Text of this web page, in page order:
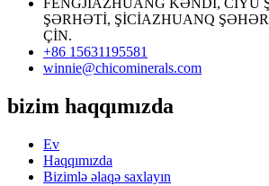
FENGJIAZHUANG KƏNDİ, CİYU
ŞƏRHƏTİ, ŞİCİAZHUANQ
ÇİN.
+86 15631195581
winnie@chicominerals.com
bizim haqqımızda
Ev
Haqqımızda
Bizimlə əlaqə saxlayın